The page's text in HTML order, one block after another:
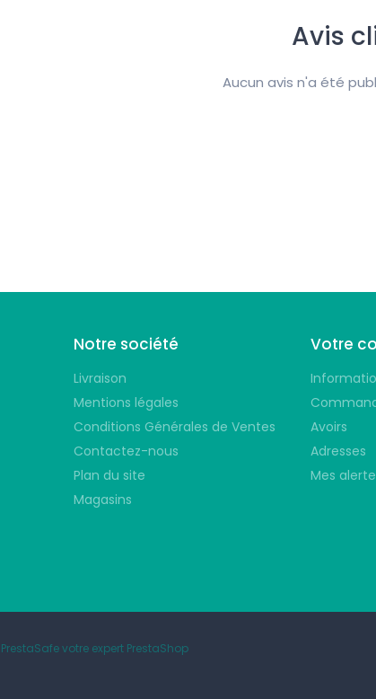
Avis
Aucun avis n'a été
Notre société
Livraison
Mentions légales
Conditions Générales de Ventes
Contactez-nous
Plan du site
Magasins
Votre
Avoirs
Adresses
Mes
PrestaSafe votre expert PrestaShop